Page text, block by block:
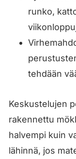
runko,
tehdään
Keskustelujen
rakennettu
halvempi kuin
lähinnä, jos